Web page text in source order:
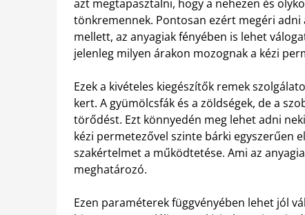
azt megtapasztalni, hogy a nehezen és
tönkremennek. Pontosan ezért megéri
mellett, az anyagiak fényében is lehet
jelenleg milyen árakon mozognak a kézi
Ezek a kivételes kiegészítők remek
kert. A gyümölcsfák és a zöldségek, de a
törődést. Ezt könnyedén meg lehet adni
kézi permetezővel szinte bárki egyszerűen
szakértelmet a működtetése. Ami az
meghatározó.
Ezen paraméterek függvényében lehet jól